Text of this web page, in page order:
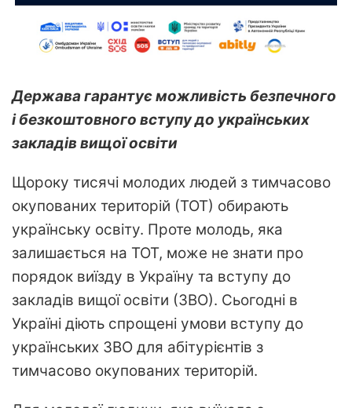
Держава гарантує можливість безпечного
і безкоштовного вступу до українських
закладів вищої освіти
Щороку тисячі молодих людей з тимчасово
окупованих територій (ТОТ) обирають
українську освіту. Проте молодь, яка
залишається на ТОТ, може не знати про
порядок виїзду в Україну та вступу до
закладів вищої освіти (ЗВО). Сьогодні в
Україні діють спрощені умови вступу до
українських ЗВО для абітурієнтів з
тимчасово окупованих територій.